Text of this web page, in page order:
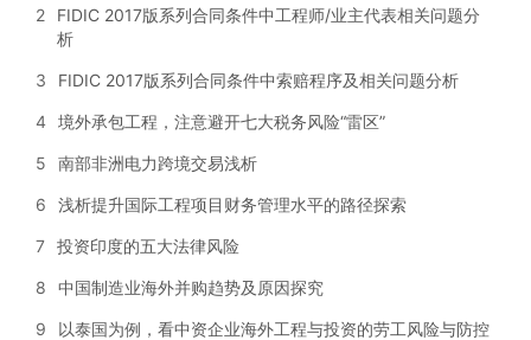
2
FIDIC 2017版系列合同条件中工程师/业主代表相关问题分
析
3 FIDIC 2017版系列合同条件中索赔程序及相关问题分析
4 境外承包工程，注意避开七大税务风险“雷区”
5 南部非洲电力跨境交易浅析
6 浅析提升国际工程项目财务管理水平的路径探索
7 投资印度的五大法律风险
8 中国制造业海外并购趋势及原因探究
9 以泰国为例，看中资企业海外工程与投资的劳工风险与防控